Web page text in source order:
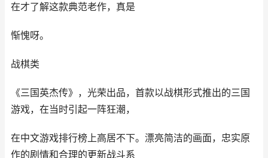
在才了解这款典范老作，真是
惭愧呀。
战棋类
《三国英杰传》，光荣出品，首款以战棋形式推出的三国
游戏，在当时引起一阵狂潮，
在中文游戏排行榜上高居不下。漂亮简洁的画面，忠实原
作的剧情和合理的更新战斗系